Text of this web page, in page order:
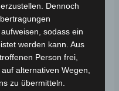
Dennoch
sodass ein
werden kann. Aus
Person frei,
alternativen Wegen,
zu übermitteln.